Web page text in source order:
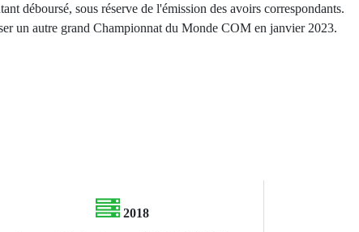
déboursé, sous réserve de l'émission des avoirs correspondants.
un autre grand Championnat du Monde COM en janvier 2023.
2018